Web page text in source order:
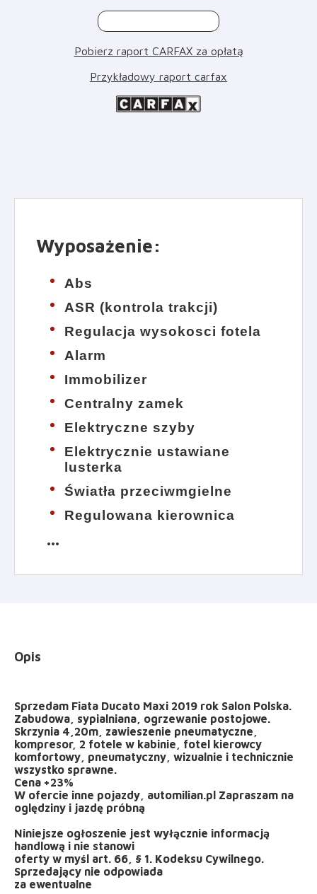
Pobierz raport CARFAX za opłatą
Przykładowy raport carfax
Wyposażenie:
Abs
ASR (kontrola trakcji)
Regulacja wysokosci fotela
Alarm
Immobilizer
Centralny zamek
Elektryczne szyby
Elektrycznie ustawiane
lusterka
Światła przeciwmgielne
Regulowana kierownica
more_horiz
Opis
Sprzedam Fiata Ducato Maxi 2019 rok Salon Polska.
Zabudowa, sypialniana, ogrzewanie postojowe.
Skrzynia 4,20m, zawieszenie pneumatyczne,
kompresor, 2 fotele w kabinie, fotel kierowcy
komfortowy, pneumatyczny, wizualnie i technicznie
wszystko sprawne.
Cena +23%
W ofercie inne pojazdy, automilian.pl Zapraszam na
oględziny i jazdę próbną
Niniejsze ogłoszenie jest wyłącznie informacją
handlową i nie stanowi
oferty w myśl art. 66, § 1. Kodeksu Cywilnego.
Sprzedający nie odpowiada
za ewentualne